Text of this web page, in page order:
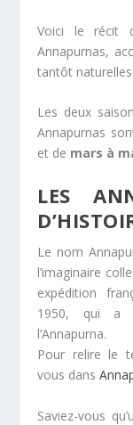
Voici le récit
Annapurnas,
tantôt naturelles.
Les deux
Annapurnas
et de mars à
LES
Le nom
l’imaginaire
expédition
1950, qui a
l’Annapurna.
Pour relire le
vous dans
Saviez-vous